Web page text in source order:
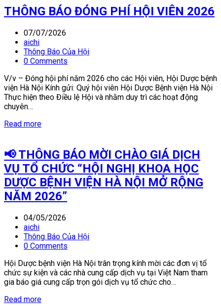
THÔNG BÁO ĐÓNG PHÍ HỘI VIÊN 2026
07/07/2026
aichi
Thông Báo Của Hội
0 Comments
V/v – Đóng hội phí năm 2026 cho các Hội viên, Hội Dược bệnh
viện Hà Nội Kính gửi: Quý hội viên Hội Dược Bệnh viện Hà Nội
Thực hiện theo Điều lệ Hội và nhằm duy trì các hoạt động
chuyên…
Read more
📢 THÔNG BÁO MỜI CHÀO GIÁ DỊCH
VỤ TỔ CHỨC “HỘI NGHỊ KHOA HỌC
DƯỢC BỆNH VIỆN HÀ NỘI MỞ RỘNG
NĂM 2026”
04/05/2026
aichi
Thông Báo Của Hội
0 Comments
Hội Dược bệnh viện Hà Nội trân trọng kính mời các đơn vị tổ
chức sự kiện và các nhà cung cấp dịch vụ tại Việt Nam tham
gia báo giá cung cấp trọn gói dịch vụ tổ chức cho…
Read more